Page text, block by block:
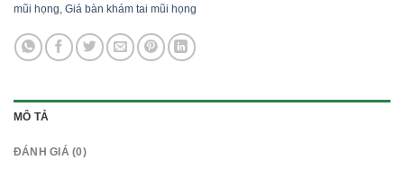
mũi họng, Giá bàn khám tai mũi họng
MÔ TẢ
ĐÁNH GIÁ (0)